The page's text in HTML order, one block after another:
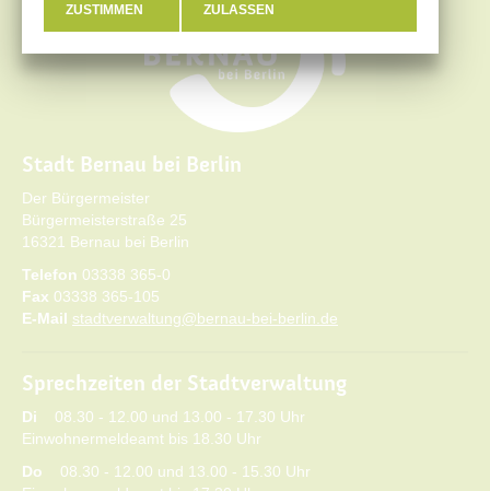
Stadt Bernau bei Berlin
Der Bürgermeister
Bürgermeisterstraße 25
16321 Bernau bei Berlin
Telefon 03338 365-0
Fax 03338 365-105
E-Mail stadtverwaltung@bernau-bei-berlin.de
Sprechzeiten der Stadtverwaltung
Di 08.30 - 12.00 und 13.00 - 17.30 Uhr
Einwohnermeldeamt bis 18.30 Uhr
Do 08.30 - 12.00 und 13.00 - 15.30 Uhr
ZUSTIMMEN
ZULASSEN